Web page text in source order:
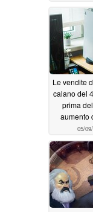
Le vendite
calano del
prima
aumento
05/